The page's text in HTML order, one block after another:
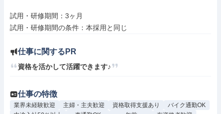
試用・研修期間：3ヶ月
仕事に関するPR
資格を活かして活躍できます♪
仕事の特徴
業界未経験歓迎 主婦・主夫歓迎 資格取得支援あり
バイク通勤OK